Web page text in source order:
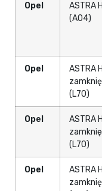
Opel
ASTRA
(A04)
Opel
ASTRA
(L70)
Opel
ASTRA
(L70)
Opel
ASTRA